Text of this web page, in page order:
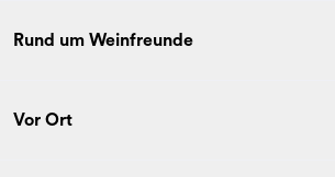
Rund um Weinfreunde
Vor Ort